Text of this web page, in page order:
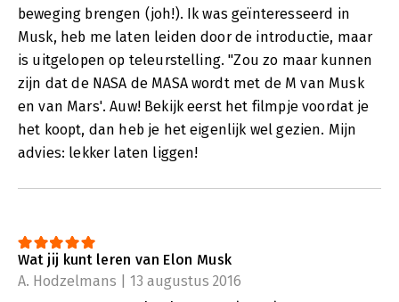
beweging brengen (joh!). Ik was geïnteresseerd in
Musk, heb me laten leiden door de introductie, maar
is uitgelopen op teleurstelling. "Zou zo maar kunnen
zijn dat de NASA de MASA wordt met de M van Musk
en van Mars'. Auw! Bekijk eerst het filmpje voordat je
het koopt, dan heb je het eigenlijk wel gezien. Mijn
advies: lekker laten liggen!
Wat jij kunt leren van Elon Musk
A. Hodzelmans | 13 augustus 2016